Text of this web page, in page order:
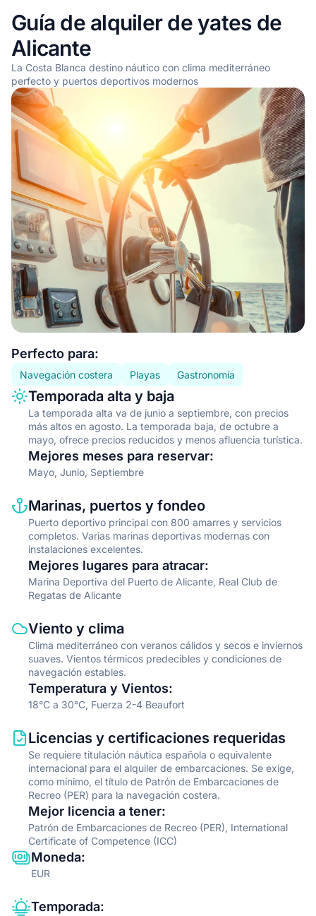
Guía de alquiler de yates de
Alicante
La Costa Blanca destino náutico con clima mediterráneo
perfecto y puertos deportivos modernos
Perfecto para:
Navegación costera Playas Gastronomía
Essential information
Information type
Temporada alta y baja
Description
La temporada alta va de junio a septiembre, con precios
más altos en agosto. La temporada baja, de octubre a
mayo, ofrece precios reducidos y menos afluencia turística.
Mejores meses para reservar:
Mayo, Junio, Septiembre
Information type
Marinas, puertos y fondeo
Description
Puerto deportivo principal con 800 amarres y servicios
completos. Varias marinas deportivas modernas con
instalaciones excelentes.
Mejores lugares para atracar:
Marina Deportiva del Puerto de Alicante, Real Club de
Regatas de Alicante
Information type
Viento y clima
Description
Clima mediterráneo con veranos cálidos y secos e inviernos
suaves. Vientos térmicos predecibles y condiciones de
navegación estables.
Temperatura y Vientos:
18°C a 30°C, Fuerza 2-4 Beaufort
Information type
Licencias y certificaciones requeridas
Description
Se requiere titulación náutica española o equivalente
internacional para el alquiler de embarcaciones. Se exige,
como mínimo, el título de Patrón de Embarcaciones de
Recreo (PER) para la navegación costera.
Mejor licencia a tener:
Patrón de Embarcaciones de Recreo (PER), International
Certificate of Competence (ICC)
Moneda:
EUR
Temporada: